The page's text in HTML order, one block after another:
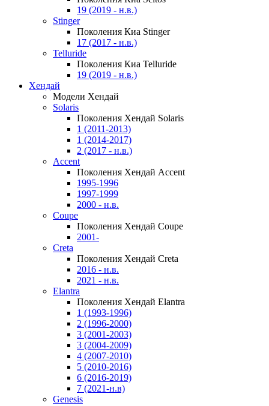
19 (2019 - н.в.)
Stinger
Поколения Киа Stinger
17 (2017 - н.в.)
Telluride
Поколения Киа Telluride
19 (2019 - н.в.)
Хендай
Модели Хендай
Solaris
Поколения Хендай Solaris
1 (2011-2013)
1 (2014-2017)
2 (2017 - н.в.)
Accent
Поколения Хендай Accent
1995-1996
1997-1999
2000 - н.в.
Coupe
Поколения Хендай Coupe
2001-
Creta
Поколения Хендай Creta
2016 - н.в.
2021 - н.в.
Elantra
Поколения Хендай Elantra
1 (1993-1996)
2 (1996-2000)
3 (2001-2003)
3 (2004-2009)
4 (2007-2010)
5 (2010-2016)
6 (2016-2019)
7 (2021-н.в)
Genesis